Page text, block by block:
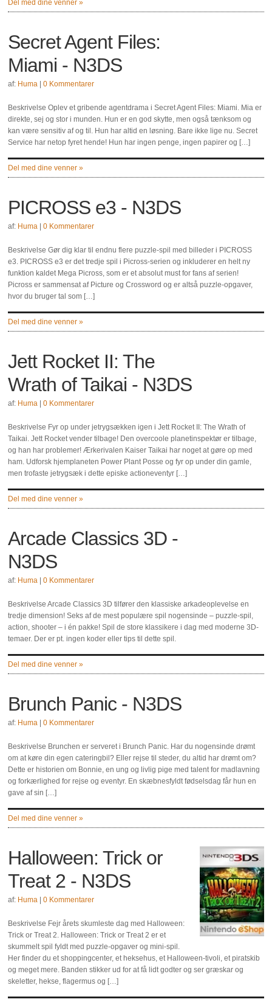
Del med dine venner »
Secret Agent Files:
Miami - N3DS
af: Huma |0 Kommentarer
Beskrivelse Oplev et gribende agentdrama i Secret Agent Files: Miami. Mia er
direkte, sej og stor i munden. Hun er en god skytte, men også tænksom og
kan være sensitiv af og til. Hun har altid en løsning. Bare ikke lige nu. Secret
Service har netop fyret hende! Hun har ingen penge, ingen papirer og […]
Del med dine venner »
PICROSS e3 - N3DS
af: Huma |0 Kommentarer
Beskrivelse Gør dig klar til endnu flere puzzle-spil med billeder i PICROSS
e3. PICROSS e3 er det tredje spil i Picross-serien og inkluderer en helt ny
funktion kaldet Mega Picross, som er et absolut must for fans af serien!
Picross er sammensat af Picture og Crossword og er altså puzzle-opgaver,
hvor du bruger tal som […]
Del med dine venner »
Jett Rocket II: The
Wrath of Taikai - N3DS
af: Huma |0 Kommentarer
Beskrivelse Fyr op under jetrygsækken igen i Jett Rocket II: The Wrath of
Taikai. Jett Rocket vender tilbage! Den overcoole planetinspektør er tilbage,
og han har problemer! Ærkerivalen Kaiser Taikai har noget at gøre op med
ham. Udforsk hjemplaneten Power Plant Posse og fyr op under din gamle,
men trofaste jetrygsæk i dette episke actioneventyr […]
Del med dine venner »
Arcade Classics 3D -
N3DS
af: Huma |0 Kommentarer
Beskrivelse Arcade Classics 3D tilfører den klassiske arkadeoplevelse en
tredje dimension! Seks af de mest populære spil nogensinde – puzzle-spil,
action, shooter – i én pakke! Spil de store klassikere i dag med moderne 3D-
temaer. Der er pt. ingen koder eller tips til dette spil.
Del med dine venner »
Brunch Panic - N3DS
af: Huma |0 Kommentarer
Beskrivelse Brunchen er serveret i Brunch Panic. Har du nogensinde drømt
om at køre din egen cateringbil? Eller rejse til steder, du altid har drømt om?
Dette er historien om Bonnie, en ung og livlig pige med talent for madlavning
og forkærlighed for rejse og eventyr. En skæbnesfyldt fødselsdag får hun en
gave af sin […]
Del med dine venner »
Halloween: Trick or
Treat 2 - N3DS
af: Huma |0 Kommentarer
Beskrivelse Fejr årets skumleste dag med Halloween:
Trick or Treat 2. Halloween: Trick or Treat 2 er et
skummelt spil fyldt med puzzle-opgaver og mini-spil.
Her finder du et shoppingcenter, et heksehus, et Halloween-tivoli, et piratskib
og meget mere. Banden stikker ud for at få lidt godter og ser græskar og
skeletter, hekse, flagermus og […]